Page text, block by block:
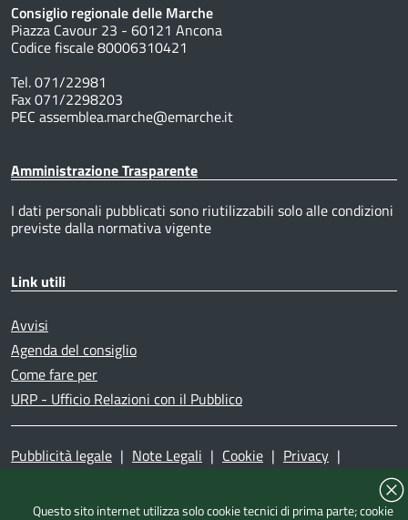
Consiglio regionale delle Marche
Piazza Cavour 23 - 60121 Ancona
Codice fiscale 80006310421
Tel. 071/22981
Fax 071/2298203
PEC assemblea.marche@emarche.it
Amministrazione Trasparente
I dati personali pubblicati sono riutilizzabili solo alle condizioni
previste dalla normativa vigente
Link utili
Avvisi
Agenda del consiglio
Come fare per
URP - Ufficio Relazioni con il Pubblico
Pubblicità legale | Note Legali | Cookie | Privacy |
Questo sito internet utilizza solo cookie tecnici di prima parte; cookie